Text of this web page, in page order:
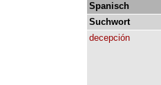
Spanisch
Suchwort
decepción